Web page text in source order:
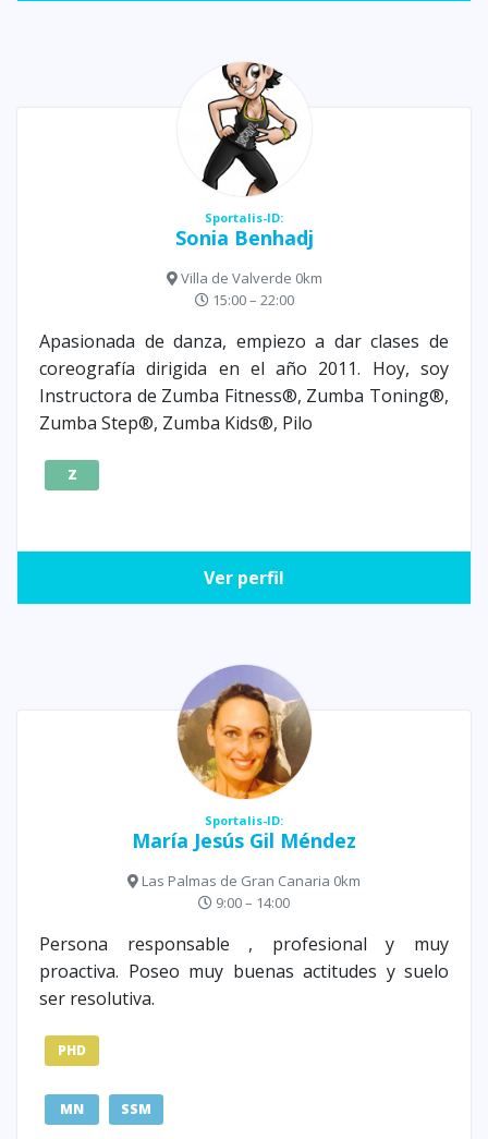
Sportalis-ID:
Sonia Benhadj
Villa de Valverde 0km
15:00 – 22:00
Apasionada de danza, empiezo a dar clases de
coreografía dirigida en el año 2011. Hoy, soy
Instructora de Zumba Fitness®, Zumba Toning®,
Zumba Step®, Zumba Kids®, Pilo
Z
Ver perfil
Sportalis-ID:
María Jesús Gil Méndez
Las Palmas de Gran Canaria 0km
9:00 – 14:00
Persona responsable , profesional y muy
proactiva. Poseo muy buenas actitudes y suelo
ser resolutiva.
PHD
MN SSM